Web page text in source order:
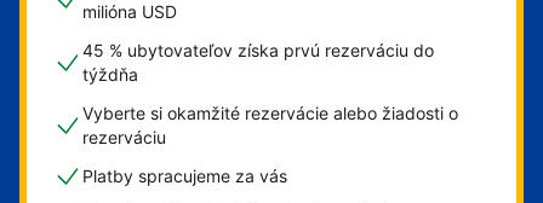
milióna USD
45 % ubytovateľov získa prvú rezerváciu do
týždňa
Vyberte si okamžité rezervácie alebo žiadosti o
rezerváciu
Platby spracujeme za vás